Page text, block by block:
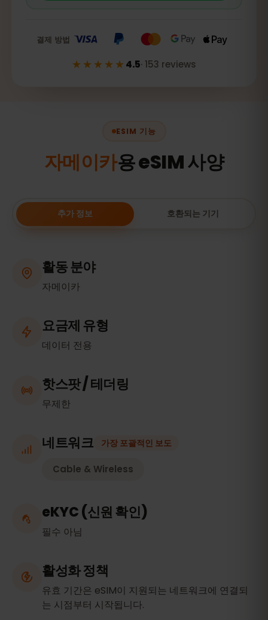
결제 방법
★★★★★ 4.5· 153 reviews
ESIM 기능
자메이카용 eSIM 사양
추가 정보 호환되는 기기
활동 분야
자메이카
요금제 유형
데이터 전용
핫스팟 / 테더링
무제한
네트워크 가장 포괄적인 보도
Cable & Wireless
eKYC (신원 확인)
필수 아님
활성화 정책
유효 기간은 eSIM이 지원되는 네트워크에 연결되
는 시점부터 시작됩니다.